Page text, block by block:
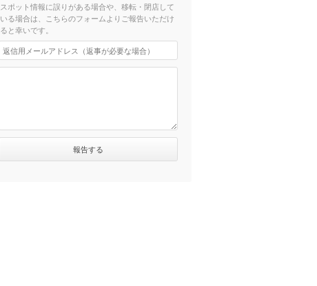
スポット情報に誤りがある場合や、移転・閉店して
いる場合は、こちらのフォームよりご報告いただけ
ると幸いです。